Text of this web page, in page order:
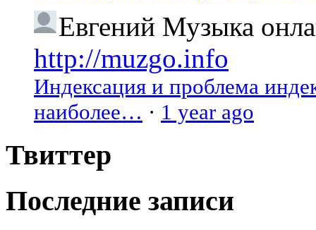
Евгений Музыка
http://muzgo.info
Индексация и проблема
наиболее… · 1 year ago
Твиттер
Последние записи